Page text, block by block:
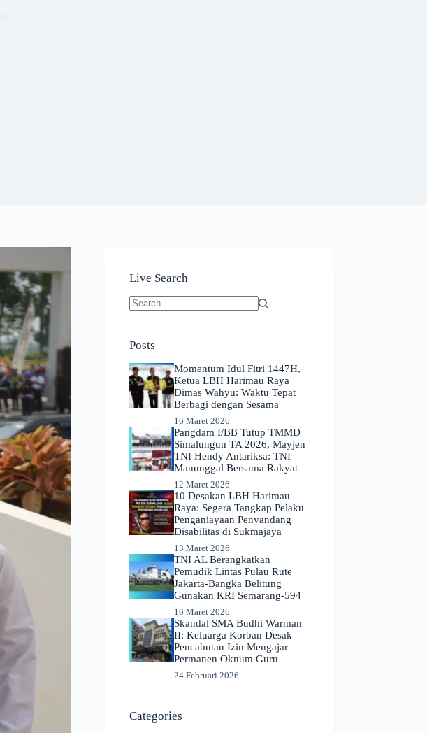
Live Search
Posts
Momentum Idul Fitri 1447H,
Ketua LBH Harimau Raya
Dimas Wahyu: Waktu Tepat
Berbagi dengan Sesama
16 Maret 2026
Pangdam I/BB Tutup TMMD
Simalungun TA 2026, Mayjen
TNI Hendy Antariksa: TNI
Manunggal Bersama Rakyat
12 Maret 2026
​10 Desakan LBH Harimau
Raya: Segera Tangkap Pelaku
Penganiayaan Penyandang
Disabilitas di Sukmajaya
13 Maret 2026
TNI AL Berangkatkan
Pemudik Lintas Pulau Rute
Jakarta-Bangka Belitung
Gunakan KRI Semarang-594
16 Maret 2026
Skandal SMA Budhi Warman
II: Keluarga Korban Desak
Pencabutan Izin Mengajar
Permanen Oknum Guru
24 Februari 2026
Categories